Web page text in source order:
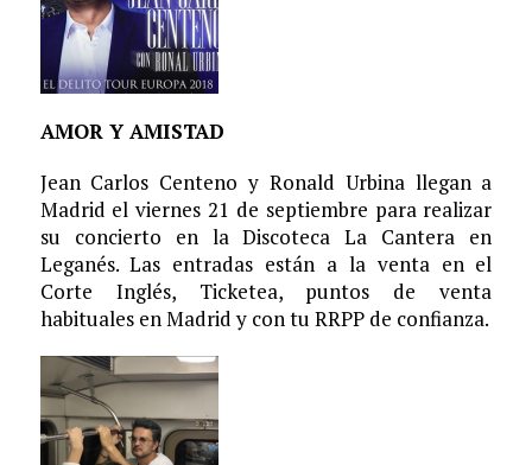
AMOR Y AMISTAD
Jean Carlos Centeno y Ronald Urbina llegan a
Madrid el viernes 21 de septiembre para realizar
su concierto en la Discoteca La Cantera en
Leganés. Las entradas están a la venta en el
Corte Inglés, Ticketea, puntos de venta
habituales en Madrid y con tu RRPP de confianza.